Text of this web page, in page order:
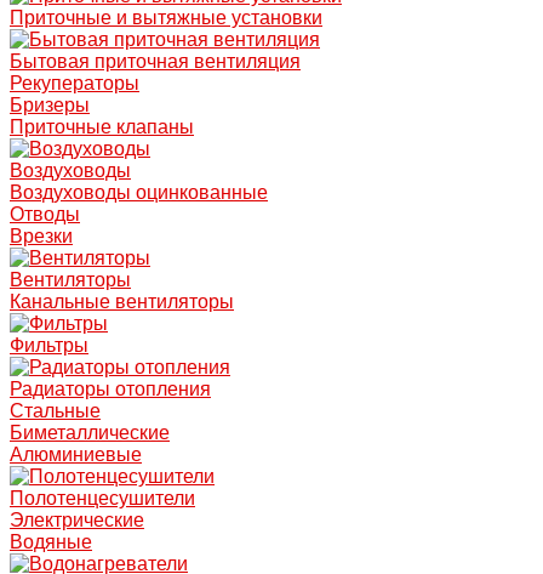
Приточные и вытяжные установки
Бытовая приточная вентиляция
Рекуператоры
Бризеры
Приточные клапаны
Воздуховоды
Воздуховоды оцинкованные
Отводы
Врезки
Вентиляторы
Канальные вентиляторы
Фильтры
Радиаторы отопления
Стальные
Биметаллические
Алюминиевые
Полотенцесушители
Электрические
Водяные